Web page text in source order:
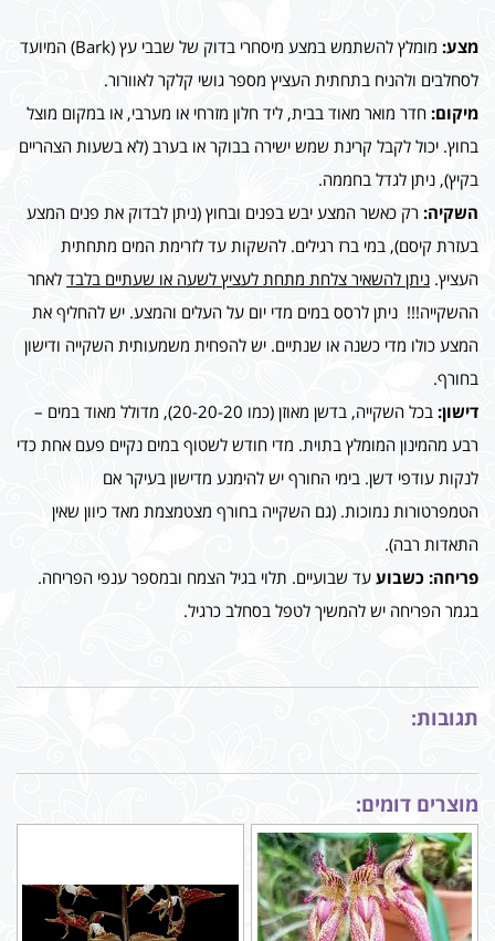
מצע:
מומלץ להשתמש במצע מיסחרי בדוק של שבבי עץ (Bark) המיועד
לסחלבים ולהניח בתחתית העציץ מספר גושי קלקר לאוורור.
מיקום: חדר מואר מאוד בבית, ליד חלון מזרחי או מערבי, או במקום מוצל
בחוץ. יכול לקבל קרינת שמש ישירה בבוקר או בערב (לא בשעות הצהריים
בקיץ), ניתן לגדל בחממה.
השקיה: רק כאשר המצע יבש בפנים ובחוץ (ניתן לבדוק את פנים המצע
בעזרת קיסם), במי ברז רגילים. להשקות עד לזרימת המים מתחתית
העציץ. ניתן להשאיר צלחת מתחת לעציץ לשעה או שעתיים בלבד לאחר
ההשקייה!!! ניתן לרסס במים מדי יום על העלים והמצע. יש להחליף את
המצע כולו מדי כשנה או שנתיים. יש להפחית משמעותית השקייה ודישון
בחורף.
דישון:
בכל השקייה, בדשן מאוזן (כמו 20-20-20), מדולל מאוד במים –
רבע מהמינון המומלץ בתוית. מדי חודש לשטוף במים נקיים פעם אחת כדי
לנקות עודפי דשן. בימי החורף יש להימנע מדישון בעיקר אם
הטמפרטורות נמוכות. (גם השקייה בחורף מצטמצמת מאד כיוון שאין
התאדות רבה).
פריחה: כשבוע עד שבועיים. תלוי בגיל הצמח ובמספר ענפי הפריחה.
בגמר הפריחה יש להמשיך לטפל בסחלב כרגיל.
תגובות:
מוצרים דומים: